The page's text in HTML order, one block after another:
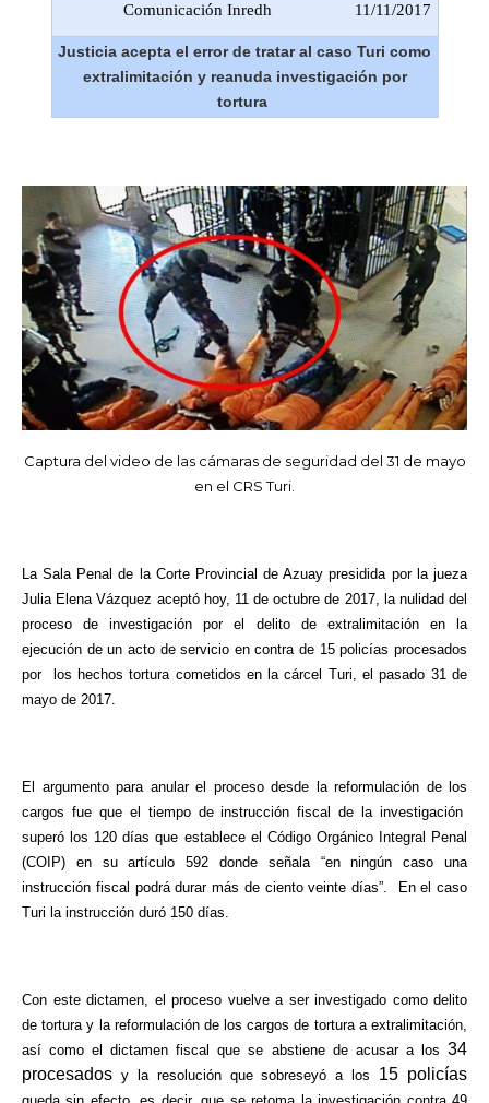
Comunicación Inredh 11/11/2017
Justicia acepta el error de tratar al caso Turi como
extralimitación y reanuda investigación por
tortura
Captura del video de las cámaras de seguridad del 31 de mayo
en el CRS Turi.
La Sala Penal de la Corte Provincial de Azuay presidida por la jueza
Julia Elena Vázquez aceptó hoy, 11 de octubre de 2017, la nulidad del
proceso de investigación por el delito de extralimitación en la
ejecución de un acto de servicio en contra de 15 policías procesados
por los hechos tortura cometidos en la cárcel Turi, el pasado 31 de
mayo de 2017.
El argumento para anular el proceso desde la reformulación de los
cargos fue que el tiempo de instrucción fiscal de la investigación
superó los 120 días que establece el Código Orgánico Integral Penal
(COIP) en su artículo 592 donde señala “en ningún caso una
instrucción fiscal podrá durar más de ciento veinte días”. En el caso
Turi la instrucción duró 150 días.
Con este dictamen, el proceso vuelve a ser investigado como delito
de tortura y la reformulación de los cargos de tortura a extralimitación,
así como el dictamen fiscal que se abstiene de acusar a los 34
procesados y la resolución que sobreseyó a los 15 policías